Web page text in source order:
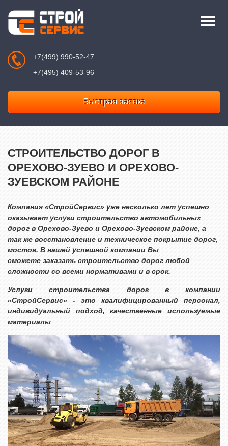
+7(499) 990-52-47
+7(495) 409-53-96
Быстрая заявка
СТРОИТЕЛЬСТВО ДОРОГ В
ОРЕХОВО-ЗУЕВО И ОРЕХОВО-
ЗУЕВСКОМ РАЙОНЕ
Компания «СтройСервис» уже несколько лет успешно
оказывает услуги строительство автомобильных
дорог в Орехово-Зуево и Орехово-Зуевском районе, а
так же восстановление и техническое покрытие дорог,
мостов. В нашей успешной компании Вы
сможете заказать строительство дорог любой
сложности со всеми нормативами и в срок.
Услуги строительства дорог в компании
«СтройСервис» - это квалифицированный персонал,
индивидуальный подход, качественные используемые
материалы